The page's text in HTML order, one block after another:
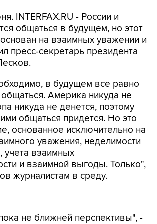
INTERFAX.RU - России и
общаться в будущем, но этот
на взаимных уважении и
пресс-секретарь президента
в будущем все равно
Америка никуда не
никуда не денется, поэтому
общаться придется. Но это
основанное исключительно на
уважения, неделимости
учета взаимных
и взаимной выгоды. Только",
журналистам в среду.
не ближней перспективы", -